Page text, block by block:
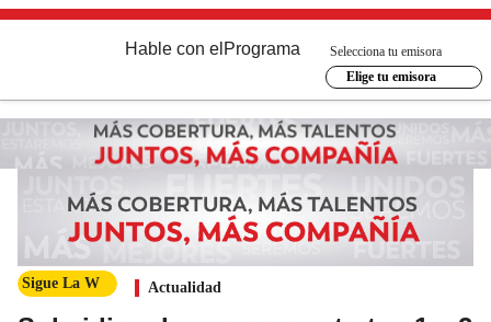
Hable con el Programa
Selecciona tu emisora
Elige tu emisora
Sigue La W Actualidad